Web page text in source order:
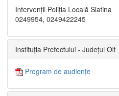
Intervenții Poliția Locală Slatina
0249954, 0249422245
Instituția Prefectului - Județul Olt
Program de audiențe